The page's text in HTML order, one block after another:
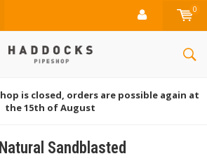
0
is closed, orders are possible again at
the 15th of August
Sandblasted